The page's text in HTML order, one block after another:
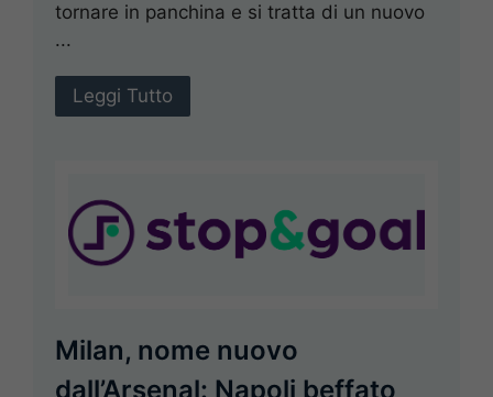
tornare in panchina e si tratta di un nuovo
...
Leggi Tutto
Milan, nome nuovo
dall’Arsenal: Napoli beffato